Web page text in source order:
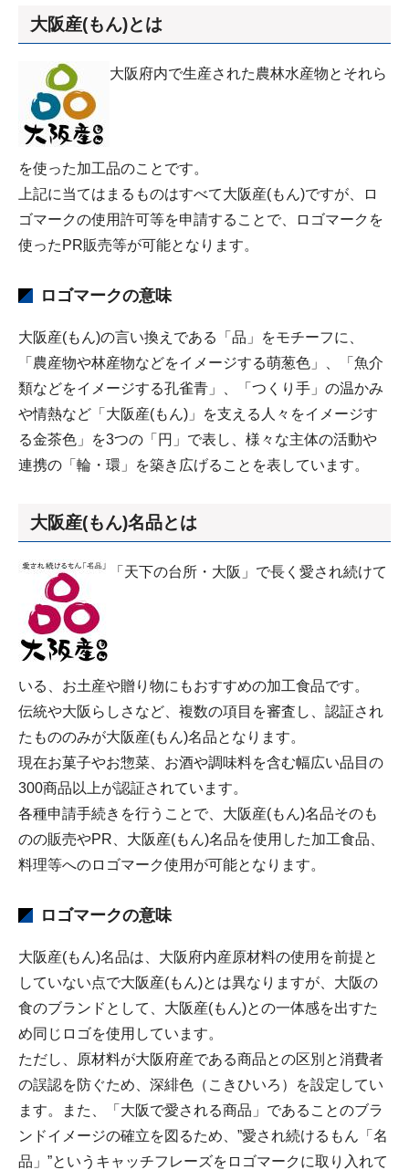
大阪産(もん)とは
大阪府内で生産された農林水産物とそれら
を使った加工品のことです。
上記に当てはまるものはすべて大阪産(もん)ですが、ロ
ゴマークの使用許可等を申請することで、ロゴマークを
使ったPR販売等が可能となります。
ロゴマークの意味
大阪産(もん)の言い換えである「品」をモチーフに、
「農産物や林産物などをイメージする萌葱色」、「魚介
類などをイメージする孔雀青」、「つくり手」の温かみ
や情熱など「大阪産(もん)」を支える人々をイメージす
る金茶色」を3つの「円」で表し、様々な主体の活動や
連携の「輪・環」を築き広げることを表しています。
大阪産(もん)名品とは
「天下の台所・大阪」で長く愛され続けて
いる、お土産や贈り物にもおすすめの加工食品です。
伝統や大阪らしさなど、複数の項目を審査し、認証され
たもののみが大阪産(もん)名品となります。
現在お菓子やお惣菜、お酒や調味料を含む幅広い品目の
300商品以上が認証されています。
各種申請手続きを行うことで、大阪産(もん)名品そのも
のの販売やPR、大阪産(もん)名品を使用した加工食品、
料理等へのロゴマーク使用が可能となります。
ロゴマークの意味
大阪産(もん)名品は、大阪府内産原材料の使用を前提と
していない点で大阪産(もん)とは異なりますが、大阪の
食のブランドとして、大阪産(もん)との一体感を出すた
め同じロゴを使用しています。
ただし、原材料が大阪府産である商品との区別と消費者
の誤認を防ぐため、深緋色（こきひいろ）を設定してい
ます。また、「大阪で愛される商品」であることのブラ
ンドイメージの確立を図るため、”愛され続けるもん「名
品」”というキャッチフレーズをロゴマークに取り入れて